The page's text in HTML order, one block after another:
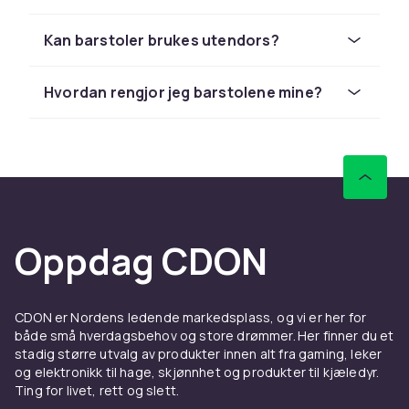
Materialer og design
gir et varmt og naturlig uttrykk som passer
godt til skandinaviske eller landlige hjem.
sittepute? Se vart utvalg av
spisestolersom ogsa kan fungere ved hoje
bord.
Match barstolene med din eksisterende
innredning. En fargerik barstol kan bli et
ioyenfallende blikkfang, mens en noeytral
modell passer til enhver innredningsstil.
Kan barstoler brukes utendors?
Hvordan rengjor jeg barstolene mine?
Oppdag CDON
CDON er Nordens ledende markedsplass, og vi er her for
både små hverdagsbehov og store drømmer. Her finner du et
stadig større utvalg av produkter innen alt fra gaming, leker
og elektronikk til hage, skjønnhet og produkter til kjæledyr.
Ting for livet, rett og slett.